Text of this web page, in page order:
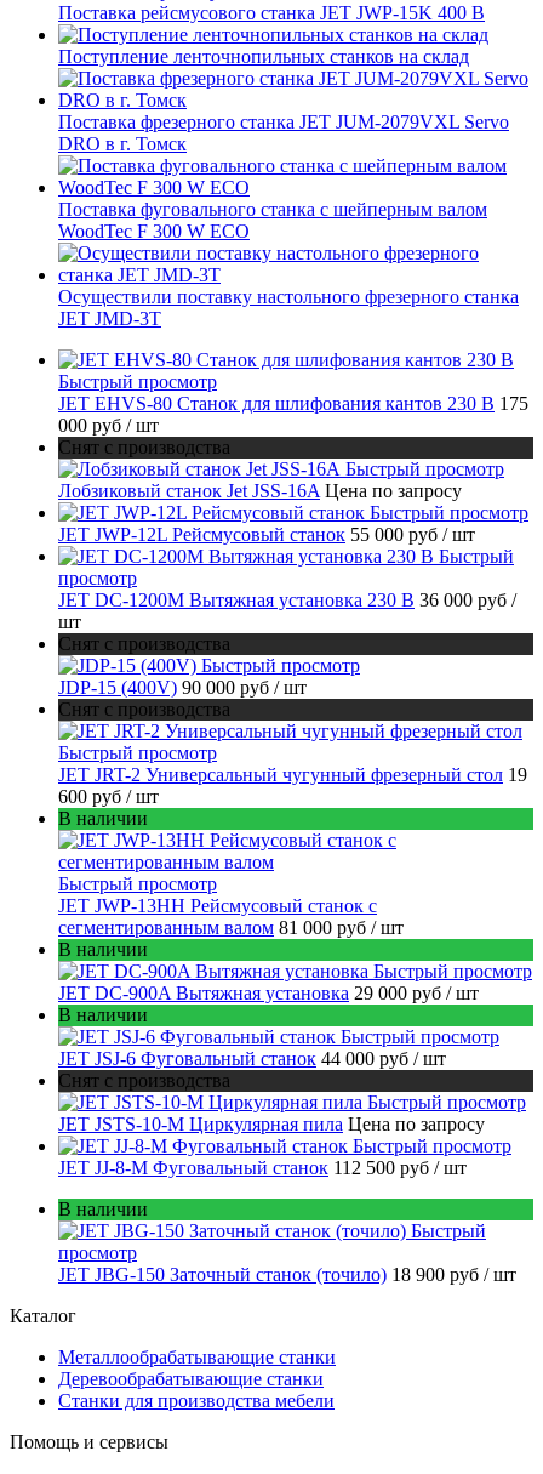
Поставка рейсмусового станка JET JWP-15K 400 В
Поступление ленточнопильных станков на склад
Поставка фрезерного станка JET JUM-2079VXL Servo
DRO в г. Томск
Поставка фуговального станка с шейперным валом
WoodTec F 300 W ECO
Осуществили поставку настольного фрезерного станка
JET JMD-3T
Быстрый просмотр
JET EHVS-80 Станок для шлифования кантов 230 В 175
000 руб / шт
Снят с производства
Быстрый просмотр
Лобзиковый станок Jet JSS-16A Цена по запросу
Быстрый просмотр
JET JWP-12L Рейсмусовый станок 55 000 руб / шт
Быстрый
просмотр
JET DC-1200M Вытяжная установка 230 В 36 000 руб /
шт
Снят с производства
Быстрый просмотр
JDP-15 (400V) 90 000 руб / шт
Снят с производства
Быстрый просмотр
JET JRT-2 Универсальный чугунный фрезерный стол 19
600 руб / шт
В наличии
Быстрый просмотр
JET JWP-13HH Рейсмусовый станок с
сегментированным валом 81 000 руб / шт
В наличии
Быстрый просмотр
JET DC-900A Вытяжная установка 29 000 руб / шт
В наличии
Быстрый просмотр
JET JSJ-6 Фуговальный станок 44 000 руб / шт
Снят с производства
Быстрый просмотр
JET JSTS-10-M Циркулярная пила Цена по запросу
Быстрый просмотр
JET JJ-8-M Фуговальный станок 112 500 руб / шт
В наличии
Быстрый
просмотр
JET JBG-150 Заточный станок (точило) 18 900 руб / шт
Каталог
Металлообрабатывающие станки
Деревообрабатывающие станки
Станки для производства мебели
Помощь и сервисы